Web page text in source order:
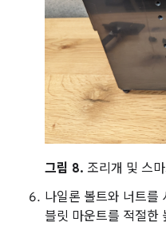
그림 8. 조리개 및 스
나일론 볼트와 너트를
블릿 마운트를 적절한